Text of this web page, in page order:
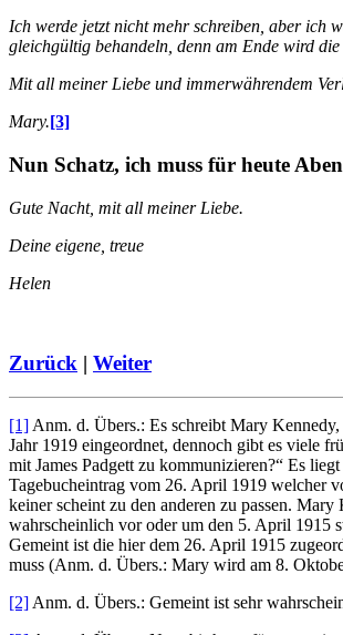
Ich werde jetzt nicht mehr schreiben, aber ich
gleichgültig behandeln, denn am Ende wird
Mit all meiner Liebe und immerwährendem
Mary.[3]
Nun Schatz, ich muss für heute
Gute Nacht, mit all meiner Liebe.
Deine eigene, treue
Helen
Zurück | Weiter
[1] Anm. d. Übers.: Es schreibt Mary
Jahr 1919 eingeordnet, dennoch gibt es viele
mit James Padgett zu kommunizieren?“ Es
Tagebucheintrag vom 26. April 1919 welcher
keiner scheint zu den anderen zu passen.
wahrscheinlich vor oder um den 5. April 1915
Gemeint ist die hier dem 26. April 1915
muss (Anm. d. Übers.: Mary wird am 8.
[2] Anm. d. Übers.: Gemeint ist sehr